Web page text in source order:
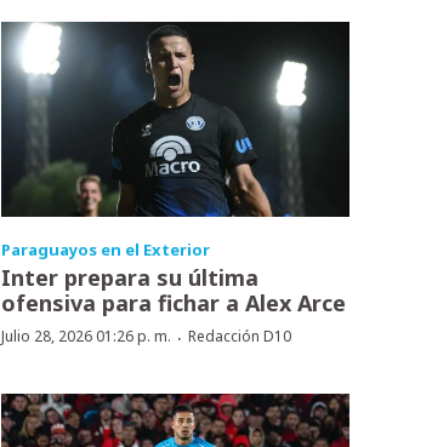
Paraguayos en el Exterior
Inter prepara su última
ofensiva para fichar a Alex Arce
Julio 28, 2026 01:26 p. m. · Redacción D10